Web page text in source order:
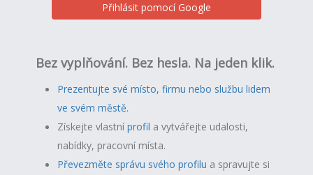
Přihlásit pomocí Google
Bez vyplňování. Bez hesla. Na jeden klik.
Prezentujte své místo, firmu nebo službu lidem
ve svém městě.
Získejte vlastníprofil a vytvářejte udalosti,
nabídky, pracovní místa.
Převezměte správu svého profilu a spravujte si